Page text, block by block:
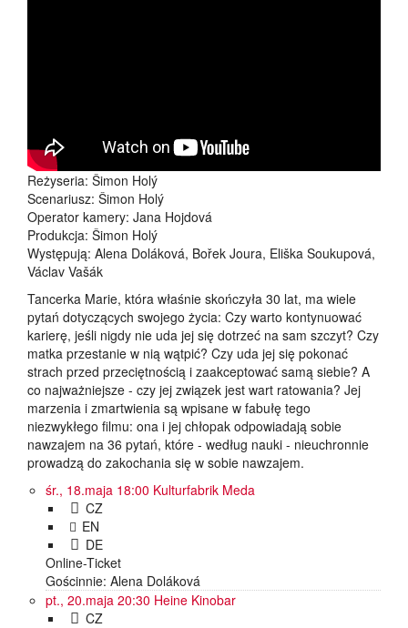
Reżyseria: Šimon Holý
Scenariusz: Šimon Holý
Operator kamery: Jana Hojdová
Produkcja: Šimon Holý
Występują: Alena Doláková, Bořek Joura, Eliška Soukupová,
Václav Vašák
Tancerka Marie, która właśnie skończyła 30 lat, ma wiele
pytań dotyczących swojego życia: Czy warto kontynuować
karierę, jeśli nigdy nie uda jej się dotrzeć na sam szczyt? Czy
matka przestanie w nią wątpić? Czy uda jej się pokonać
strach przed przeciętnością i zaakceptować samą siebie? A
co najważniejsze - czy jej związek jest wart ratowania? Jej
marzenia i zmartwienia są wpisane w fabułę tego
niezwykłego filmu: ona i jej chłopak odpowiadają sobie
nawzajem na 36 pytań, które - według nauki - nieuchronnie
prowadzą do zakochania się w sobie nawzajem.
śr., 18.maja 18:00 Kulturfabrik Meda
CZ
EN
DE
Online-Ticket
Gościnnie: Alena Doláková
pt., 20.maja 20:30 Heine Kinobar
CZ